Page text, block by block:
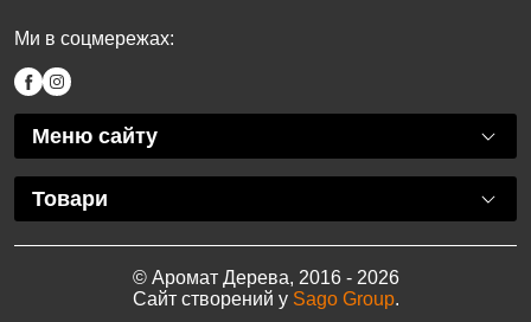
Меню сайту
Товари
Ми в соцмережах:
© Аромат Дерева, 2016 - 2026
Сайт створений у Sago Group.